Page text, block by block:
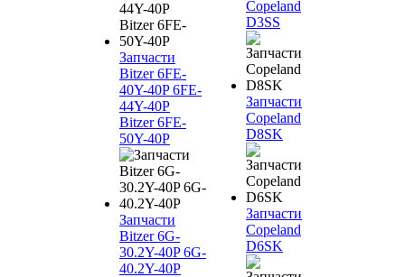
Запчасти
Bitzer 6FE-
40Y-40P 6FE-
44Y-40P
Bitzer 6FE-
50Y-40P
Запчасти
Bitzer 6G-
30.2Y-40P 6G-
40.2Y-40P
Copeland
D3SS
Запчасти
Copeland
D8SK
Запчасти
Copeland
D6SK